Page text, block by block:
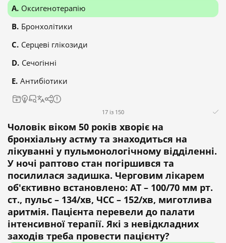
Оксигенотерапію
Бронхолітики
Серцеві глікозиди
Сечогінні
Антибіотики
17 із 150
Чоловік віком 50 років хворіє на
бронхіальну астму та знаходиться на
лікуванні у пульмонологічному відділенні.
У ночі раптово стан погіршився та
посилилася задишка. Черговим лікарем
об'єктивно встановлено: АТ – 100/70 мм рт.
ст., пульс – 134/хв, ЧСС – 152/хв, миготлива
аритмія. Пацієнта перевели до палати
інтенсивної терапії. Які з невідкладних
заходів треба провести пацієнту?